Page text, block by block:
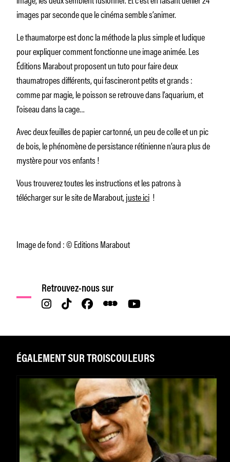
images par seconde que le cinéma semble s’animer.
Le thaumatorpe est donc la méthode la plus simple et ludique
pour expliquer comment fonctionne une image animée. Les
Éditions Marabout proposent un tuto pour faire deux
thaumatropes différents, qui fascineront petits et grands :
comme par magie, le poisson se retrouve dans l’aquarium, et
l’oiseau dans la cage…
Avec deux feuilles de papier cartonné, un peu de colle et un pic
de bois, le phénomène de persistance rétinienne n’aura plus de
mystère pour vos enfants !
Vous trouverez toutes les instructions et les patrons à
télécharger sur le site de Marabout,juste ici !
Image de fond : © Editions Marabout
Retrouvez-nous sur
ÉGALEMENT SUR TROISCOULEURS